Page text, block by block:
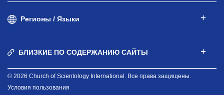
Регионы / Языки
БЛИЗКИЕ ПО СОДЕРЖАНИЮ САЙТЫ
© 2026 Church of Scientology International. Все права защищены.
Условия пользования